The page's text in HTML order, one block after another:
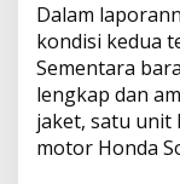
Dalam
kondisi kedua
Sementara
lengkap dan
jaket, satu unit
motor Honda